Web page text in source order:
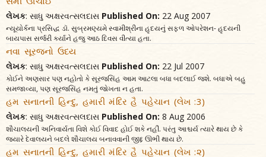
લેખક: સાધુ અક્ષરવત્સલદાસ Published On: 22 Aug 2007
ન્યૂયોર્કના પ્રસિદ્ધ ડૉ. સુબ્રમણ્યમે સ્વામીશ્રીના હૃદયનું સફળ ઓપરેશન- હૃદયની
બાયપાસ સર્જરી કર્યાને હજુ આઠ દિવસ વીત્યા હતા.
નવા સૂરજનો ઉદય
લેખક: સાધુ અક્ષરવત્સલદાસ Published On: 22 Jul 2007
કોઈને અણસાર પણ નહોતો કે સૂરજસિંહ આમ આટલા બધા બદલાઈ જશે. બધાએ બહુ
સમજાવ્યા, પણ સૂરજસિંહ નમતું જોખતા ન હતા.
હમ સનાતની હિન્દુ, હમારી મંદિર હૈ પહેચાન (લેખ :3)
લેખક: સાધુ અક્ષરવત્સલદાસ Published On: 8 Aug 2006
શૌચાલયની અનિવાર્યતા વિશે કોઈ વિવાદ હોઈ શકે નહીં. પરંતુ આશ્ચર્ય ત્યારે થાય છે કે
જ્યારે દેવાલયને બદલે શૌચાલય બનાવવાની જીદ્દ ઊભી થાય છે.
હમ સનાતની હિન્દુ, હમારી મંદિર હૈ પહેચાન (લેખ :૨)